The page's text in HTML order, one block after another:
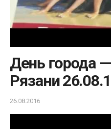
День города
Рязани
26.08.2016